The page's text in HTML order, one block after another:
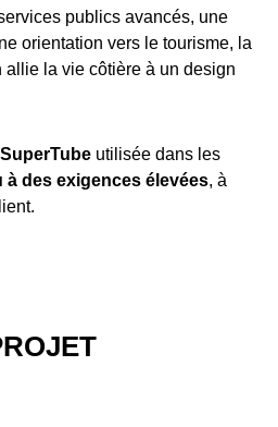
publics avancés, une
orientation vers le tourisme, la
la vie côtière à un design
utilisée dans les
à des exigences élevées, à